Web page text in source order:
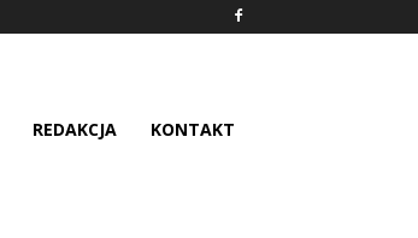
REDAKCJA KONTAKT